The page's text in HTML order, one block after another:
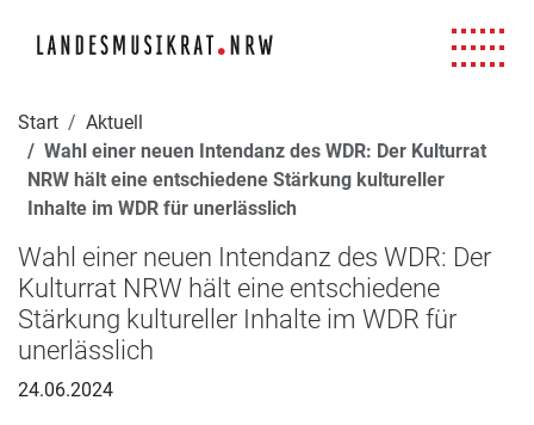
Start
Aktuell
Wahl einer neuen Intendanz des WDR: Der Kulturrat
NRW hält eine entschiedene Stärkung kultureller
Inhalte im WDR für unerlässlich
Wahl einer neuen Intendanz des WDR: Der
Kulturrat NRW hält eine entschiedene
Stärkung kultureller Inhalte im WDR für
unerlässlich
24.06.2024